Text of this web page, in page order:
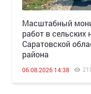
Масштабный
работ в сельских
Саратовской
района
06.08.2026 14:38